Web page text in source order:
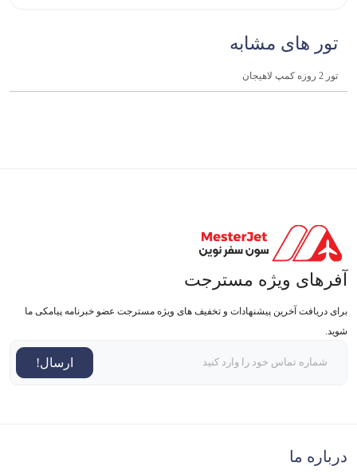
تور های مشابه
تور 2 روزه کمپ لاهیجان
آفرهای ویژه مسترجت
برای دریافت آخرین پیشنهادات و تخفیف های ویژه مسترجت عضو خبرنامه پیامکی ما
شوید.
ارسال!
درباره ما